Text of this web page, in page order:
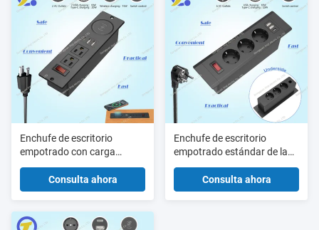
Enchufe de escritorio
empotrado con carga
rápida tipo C de 20W, carga
inalámbrica de 15W y toma
de corriente empotrada en el
UL ETL FCC y interruptor
Consulta ahora
Enchufe de escritorio
empotrado estándar de la
UE con carga rápida Type-C
de 20W, USB-A de 18W y 6
tomas de corriente
Consulta ahora